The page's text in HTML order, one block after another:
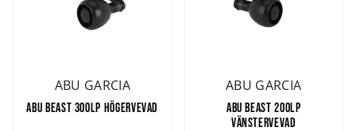
ABU GARCIA
ABU BEAST 300LP HÖGERVEVAD
ABU GARCIA
ABU BEAST 200LP
VÄNSTERVEVAD